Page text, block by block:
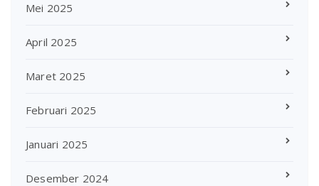
Mei 2025
April 2025
Maret 2025
Februari 2025
Januari 2025
Desember 2024